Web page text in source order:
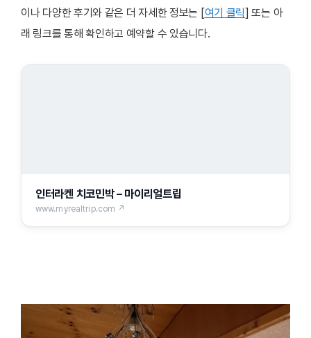
이나 다양한 후기와 같은 더 자세한 정보는 [여기 클릭] 또는 아
래 링크를 통해 확인하고 예약할 수 있습니다.
인터라켄 치코민박 – 마이리얼트립
www.myrealtrip.com ↗